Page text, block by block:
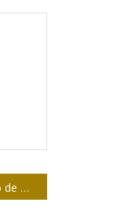
Convocan al Premio de Periodismo Cultural José Antonio Fernández de Castro